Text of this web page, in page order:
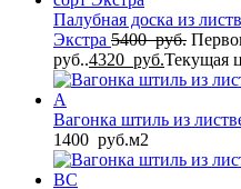
Палубная доска из
Экстра 5400руб.
руб..4320 руб.Текущая
Вагонка штиль из
1400 руб.м2